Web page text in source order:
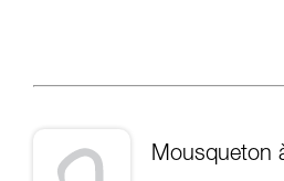
Mousqueton